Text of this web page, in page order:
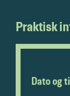
Praktisk
Dato og